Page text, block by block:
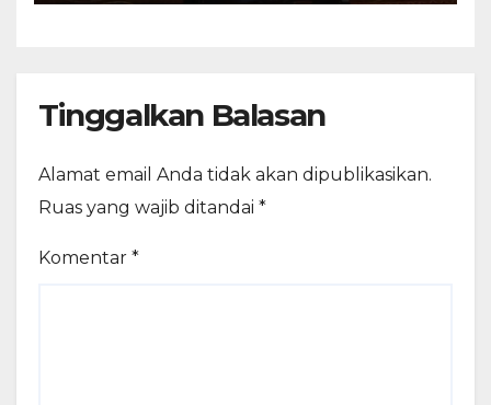
Tinggalkan Balasan
Alamat email Anda tidak akan dipublikasikan.
Ruas yang wajib ditandai *
Komentar *